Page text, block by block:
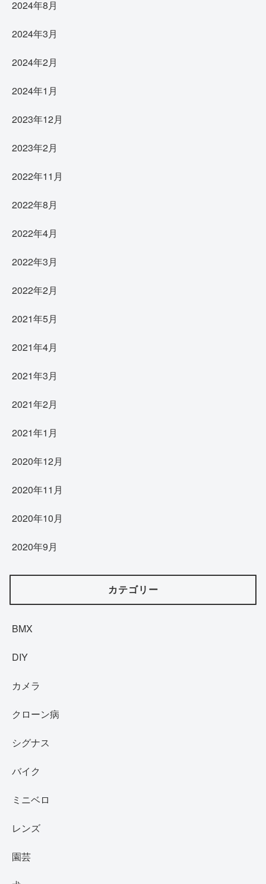
2024年8月
2024年3月
2024年2月
2024年1月
2023年12月
2023年2月
2022年11月
2022年8月
2022年4月
2022年3月
2022年2月
2021年5月
2021年4月
2021年3月
2021年2月
2021年1月
2020年12月
2020年11月
2020年10月
2020年9月
カテゴリー
BMX
DIY
カメラ
クローン病
シグナス
バイク
ミニベロ
レンズ
園芸